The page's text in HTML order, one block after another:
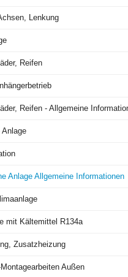
Lenkung
Reifen
Reifen - Allgemeine
Anlage
Anlage Allgemeine Informationen
mit Kältemittel R134a
Zusatzheizung
Außen